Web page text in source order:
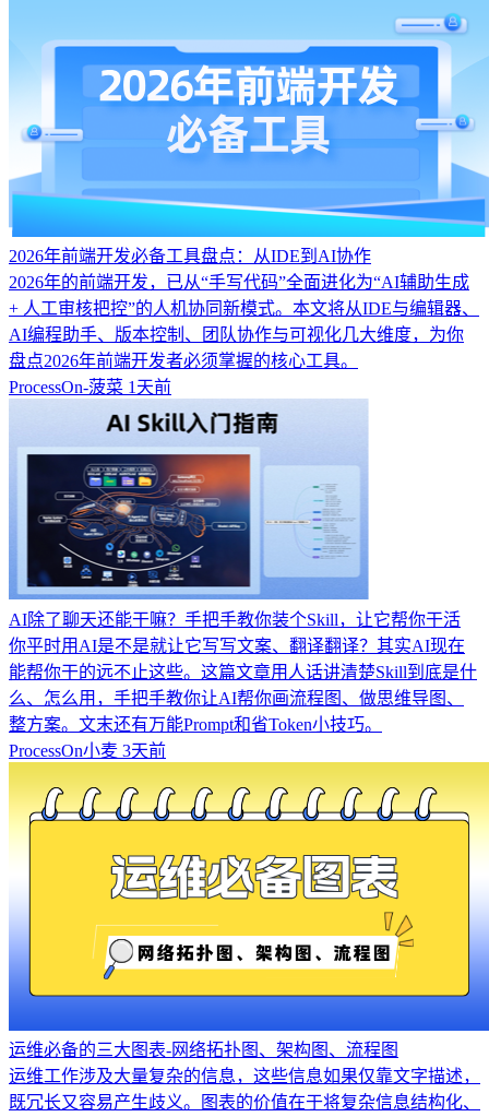
2026年前端开发必备工具盘点：从IDE到AI协作
2026年的前端开发，已从“手写代码”全面进化为“AI辅助生成
+ 人工审核把控”的人机协同新模式。本文将从IDE与编辑器、
AI编程助手、版本控制、团队协作与可视化几大维度，为你
盘点2026年前端开发者必须掌握的核心工具。
ProcessOn-菠菜 1天前
AI除了聊天还能干嘛？手把手教你装个Skill，让它帮你干活
你平时用AI是不是就让它写写文案、翻译翻译？其实AI现在
能帮你干的远不止这些。这篇文章用人话讲清楚Skill到底是什
么、怎么用，手把手教你让AI帮你画流程图、做思维导图、
整方案。文末还有万能Prompt和省Token小技巧。
ProcessOn小麦 3天前
运维必备的三大图表-网络拓扑图、架构图、流程图
运维工作涉及大量复杂的信息，这些信息如果仅靠文字描述，
既冗长又容易产生歧义。图表的价值在于将复杂信息结构化、